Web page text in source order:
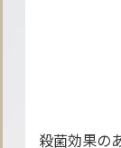
殺菌効果の